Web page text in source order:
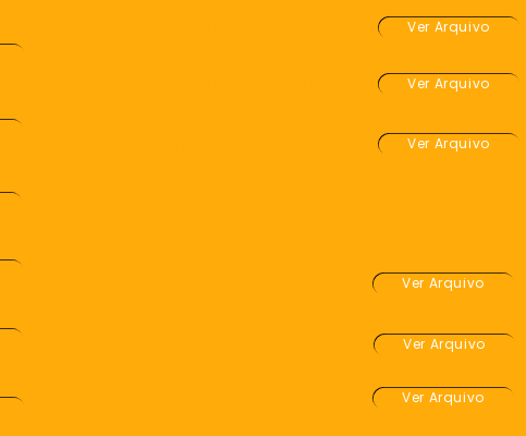
Ver Arquivo
Ver Arquivo
Ver Arquivo
Ver Arquivo
Ver Arquivo
Ver Arquivo